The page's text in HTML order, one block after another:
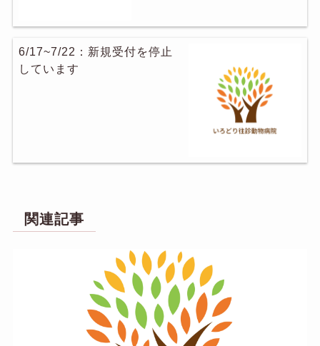
6/17~7/22：新規受付を停止
しています
関連記事